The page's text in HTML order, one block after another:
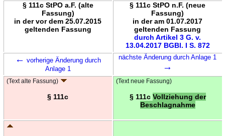
§ 111c StPO a.F. (alte
Fassung)
in der vor dem 25.07.2015
geltenden Fassung
§ 111c StPO n.F. (neue
Fassung)
in der am 01.07.2017
geltenden Fassung
durch Artikel 3 G. v.
13.04.2017 BGBl. I S. 872
← vorherige Änderung durch
Anlage 1
nächste Änderung durch Anlage 1
→
(Text alte Fassung)
§ 111c
(Text neue Fassung)
§ 111c Vollziehung der
Beschlagnahme